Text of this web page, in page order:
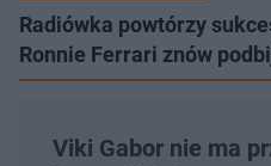
Radiówka powtórzy
Ronnie Ferrari znów
Viki Gabor nie ma